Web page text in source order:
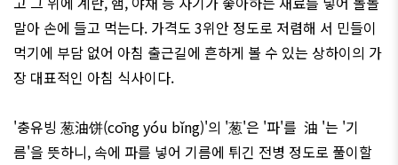
말아 손에 들고 먹는다. 가격도 3위안 정도로 저렴해 서 민들이
먹기에 부담 없어 아침 출근길에 흔하게 볼 수 있는 상하이의 가
장 대표적인 아침 식사이다.
'충유빙 葱油饼(cōng yóu bǐng)'의 '葱'은 '파'를 油 '는 '기
름'을 뜻하니, 속에 파를 넣어 기름에 튀긴 전병 정도로 풀이할